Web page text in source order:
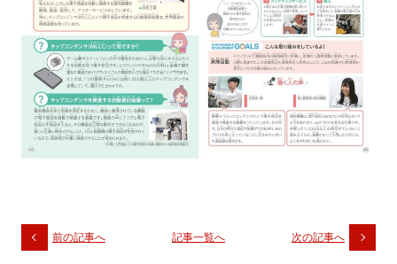
前の記事へ 記事一覧へ 次の記事へ